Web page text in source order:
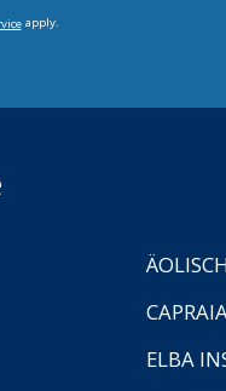
apply.
ELBA